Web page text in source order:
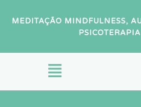
MEDITAÇÃO MINDFULNESS,
PSICOTERAPIA